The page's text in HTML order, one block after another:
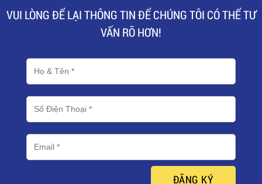
VUI LÒNG ĐỂ LẠI THÔNG TIN ĐỂ CHÚNG TÔI CÓ THỂ TƯ
VẤN RÕ HƠN!
ĐĂNG KÝ